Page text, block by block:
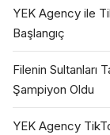
YEK Agency ile
Başlangıç
Filenin Sultanları
Şampiyon Oldu
YEK Agency